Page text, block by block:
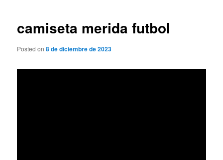
camiseta merida futbol
Posted on8 de diciembre de 2023